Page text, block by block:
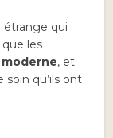
étrange qui
les
, et
soin qu’ils ont